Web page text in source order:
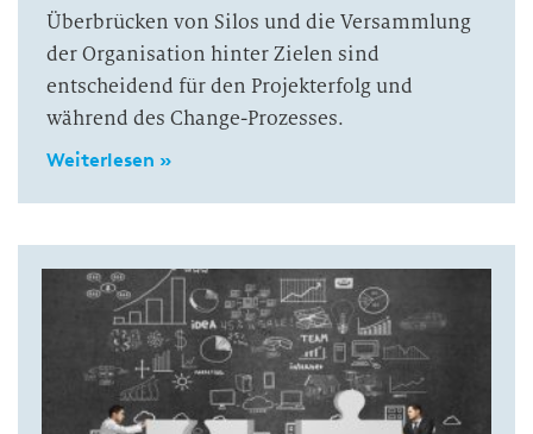
Überbrücken von Silos und die Versammlung
der Organisation hinter Zielen sind
entscheidend für den Projekterfolg und
während des Change-Prozesses.
Weiterlesen »